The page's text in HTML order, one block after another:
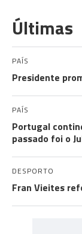
Últimas
PAÍS
Presidente
PAÍS
Portugal
passado foi o
DESPORTO
Fran Vieites